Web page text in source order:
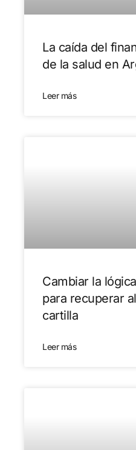
La caída del
de la salud en
Leer más
Cambiar la
para recuperar
cartilla
Leer más